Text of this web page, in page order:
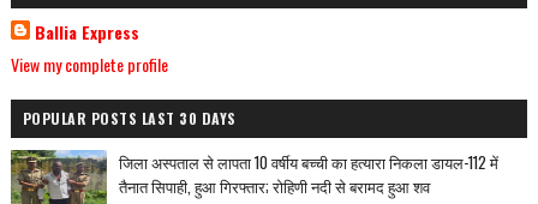
Ballia Express
View my complete profile
POPULAR POSTS LAST 30 DAYS
जिला अस्पताल से लापता 10 वर्षीय बच्ची का हत्यारा निकला डायल-112 में
तैनात सिपाही, हुआ गिरफ्तार; रोहिणी नदी से बरामद हुआ शव